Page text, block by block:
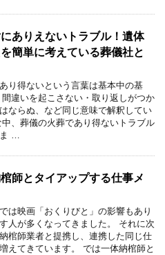
ありえないトラブル！遺体
簡単に考えている葬儀社と
り得ないという言葉は基本中の基
違いを起こさない・取り返しがつか
ならぬ、など同じ意味で解釈してい
中、葬儀の火葬であり得ないトラブル
ま …
師とタイアップする仕事メ
は映画「おくりびと」の影響もあり
人が多くなってきました。 それに次
棺師業者と提携し、連携した同じ仕
えてきています。 では一体納棺師と